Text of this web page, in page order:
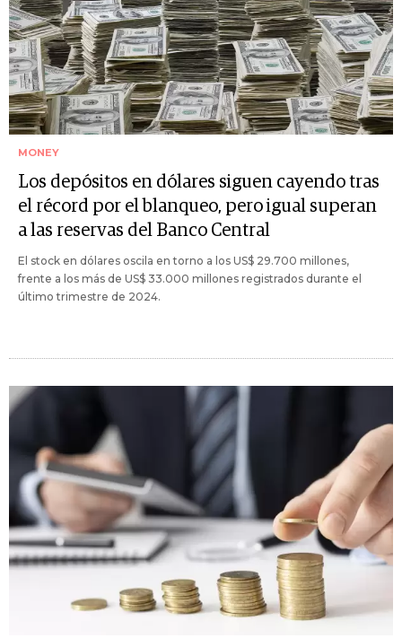
MONEY
Los depósitos en dólares siguen cayendo tras
el récord por el blanqueo, pero igual superan
a las reservas del Banco Central
El stock en dólares oscila en torno a los US$ 29.700 millones,
frente a los más de US$ 33.000 millones registrados durante el
último trimestre de 2024.